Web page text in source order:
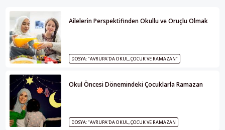
Ailelerin Perspektifinden Okullu ve Oruçlu Olmak
DOSYA: "AVRUPA'DA OKUL, ÇOCUK VE RAMAZAN"
Okul Öncesi Dönemindeki Çocuklarla Ramazan
DOSYA: "AVRUPA'DA OKUL, ÇOCUK VE RAMAZAN